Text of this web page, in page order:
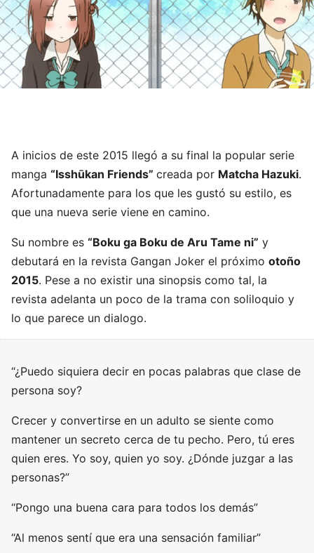
A inicios de este 2015 llegó a su final la popular serie
manga “Isshūkan Friends” creada por Matcha Hazuki.
Afortunadamente para los que les gustó su estilo, es
que una nueva serie viene en camino.
Su nombre es “Boku ga Boku de Aru Tame ni” y
debutará en la revista Gangan Joker el próximo otoño
2015. Pese a no existir una sinopsis como tal, la
revista adelanta un poco de la trama con soliloquio y
lo que parece un dialogo.
“¿Puedo siquiera decir en pocas palabras que clase de
persona soy?
Crecer y convertirse en un adulto se siente como
mantener un secreto cerca de tu pecho. Pero, tú eres
quien eres. Yo soy, quien yo soy. ¿Dónde juzgar a las
personas?”
“Pongo una buena cara para todos los demás”
“Al menos sentí que era una sensación familiar”